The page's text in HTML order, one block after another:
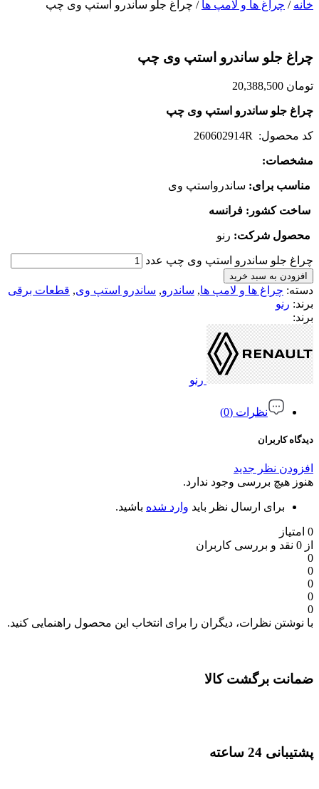
خانه / چراغ ها و لامپ ها / چراغ جلو ساندرو استپ وی چپ
چراغ جلو ساندرو استپ وی چپ
تومان
چراغ جلو ساندرو استپ وی چپ
کد محصول: 260602914R
مشخصات:
مناسب برای: ساندرواستپ وی
ساخت کشور: فرانسه
محصول شرکت: رنو
چراغ جلو ساندرو استپ وی چپ عدد
افزودن به سبد خرید
دسته: چراغ ها و لامپ ها, ساندرو, ساندرو استپ وی, قطعات برقی
برند: رنو
برند:
رنو
نظرات (0)
دیدگاه کاربران
افزودن نظر جدید
هنوز هیچ بررسی وجود ندارد.
برای ارسال نظر باید وارد شده باشید.
0 امتیاز
از 0 نقد و بررسی کاربران
0
0
0
0
0
با نوشتن نظرات، دیگران را برای انتخاب این محصول راهنمایی کنید.
ضمانت برگشت کالا
پشتیبانی 24 ساعته